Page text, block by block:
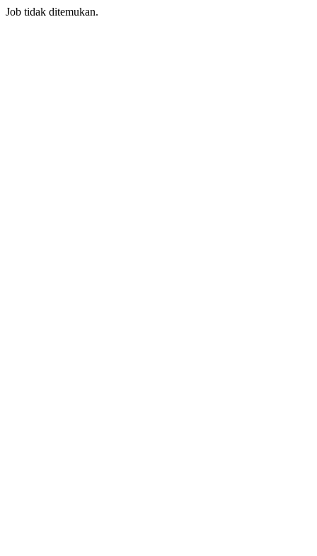
Job tidak ditemukan.